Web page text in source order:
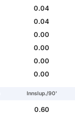
0.04
0.04
0.00
0.00
0.00
0.00
Innslup./90'
0.60